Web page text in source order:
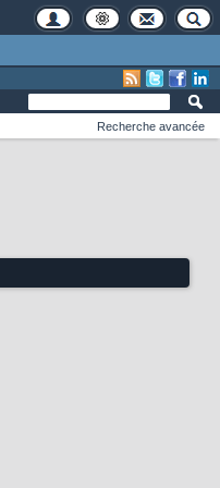
Recherche avancée